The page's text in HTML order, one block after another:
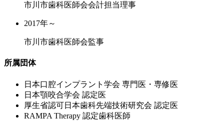
市川市歯科医師会会計担当理事
2017年～
市川市歯科医師会監事
所属団体
⽇本⼝腔インプラント学会 専⾨医・専修医
⽇本顎咬合学会 認定医
厚⽣省認可⽇本⻭科先端技術研究会 認定医
RAMPA Therapy 認定⻭科医師